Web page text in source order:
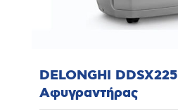
DELONGHI DDSX225
Αφυγραντήρας